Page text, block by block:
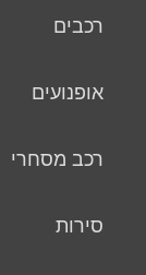
רכבים
אופנועים
רכב מסחרי
סירות